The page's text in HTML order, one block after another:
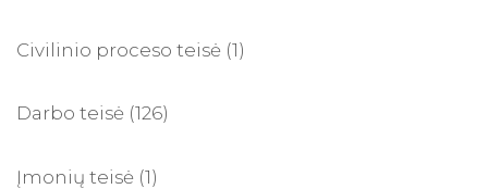
Civilinio proceso teisė (1)
Darbo teisė (126)
Įmonių teisė (1)